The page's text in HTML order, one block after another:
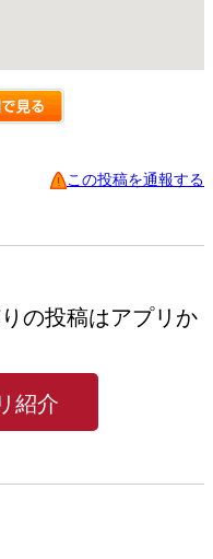
この投稿を通報する
の投稿はアプリか
紹介